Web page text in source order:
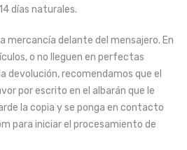
días naturales.
mercancía delante del mensajero. En
o no lleguen en perfectas
devolución, recomendamos que el
por escrito en el albarán que le
la copia y se ponga en contacto
para iniciar el procesamiento de